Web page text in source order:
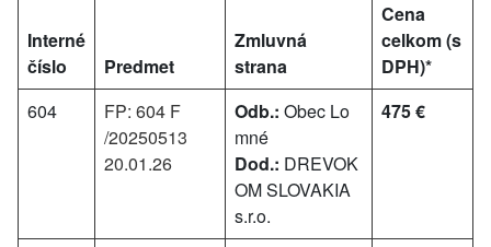
Interné
číslo
Predmet
Zmluvná
strana
Cena
celkom (s
DPH)*
604
FP: 604 F
/20250513
20.01.26
Odb.: Obec Lo
mné
Dod.: DREVOK
OM SLOVAKIA
s.r.o.
475 €